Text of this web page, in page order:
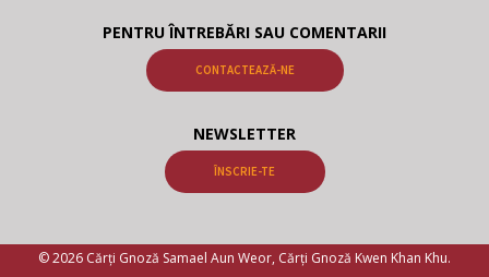
PENTRU ÎNTREBĂRI SAU COMENTARII
CONTACTEAZĂ-NE
NEWSLETTER
ÎNSCRIE-TE
© 2026 Cărți Gnoză Samael Aun Weor, Cărți Gnoză Kwen Khan Khu.